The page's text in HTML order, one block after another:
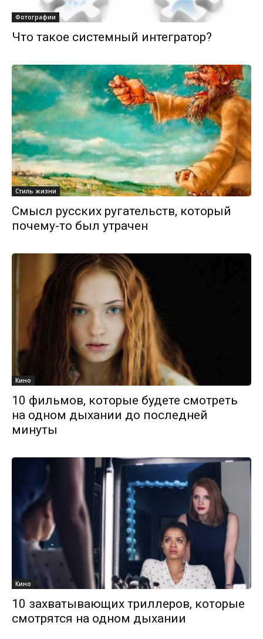
Фотографии
Что такое системный интегратор?
Стиль жизни
Смысл русских ругательств, который
почему-то был утрачен
Кино
10 фильмов, которые будете смотреть
на одном дыхании до последней
минуты
Кино
10 захватывающих триллеров, которые
смотрятся на одном дыхании